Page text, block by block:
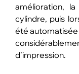
amélioration,
cylindre, puis
été automatisée
d’impression.